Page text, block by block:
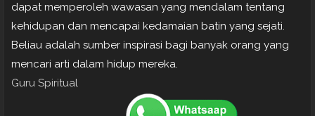
dapat memperoleh wawasan yang mendalam tentang
kehidupan dan mencapai kedamaian batin yang sejati.
Beliau adalah sumber inspirasi bagi banyak orang yang
mencari arti dalam hidup mereka.
Guru Spiritual